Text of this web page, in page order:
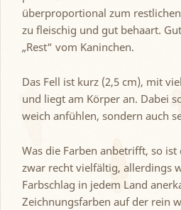
überproportional zum
zu fleischig und gut behaart.
„Rest“ vom Kaninchen.
Das Fell ist kurz (2,5 cm), mit
und liegt am Körper an. Dabei
weich anfühlen, sondern auch
Was die Farben anbetrifft, so ist
zwar recht vielfältig, allerdings
Farbschlag in jedem Land
Zeichnungsfarben auf der rein